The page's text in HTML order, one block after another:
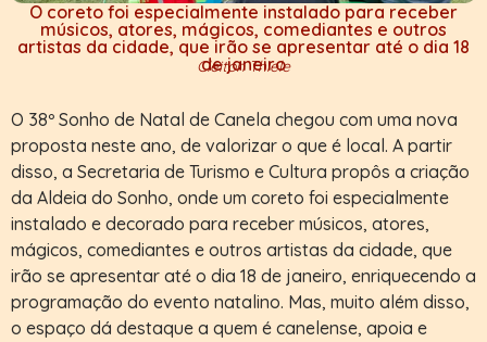
O coreto foi especialmente instalado para receber
músicos, atores, mágicos, comediantes e outros
artistas da cidade, que irão se apresentar até o dia 18
de janeiro
Cleiton Thiele
O 38º Sonho de Natal de Canela chegou com uma nova
proposta neste ano, de valorizar o que é local. A partir
disso, a Secretaria de Turismo e Cultura propôs a criação
da Aldeia do Sonho, onde um coreto foi especialmente
instalado e decorado para receber músicos, atores,
mágicos, comediantes e outros artistas da cidade, que
irão se apresentar até o dia 18 de janeiro, enriquecendo a
programação do evento natalino. Mas, muito além disso,
o espaço dá destaque a quem é canelense, apoia e